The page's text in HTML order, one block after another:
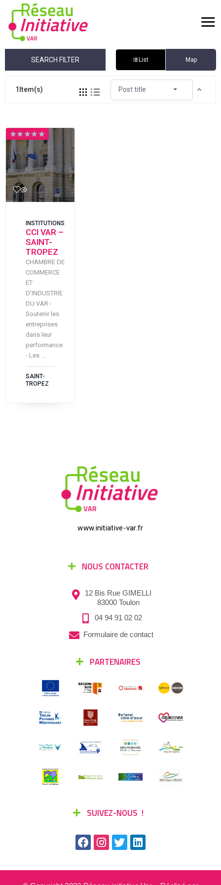
SEARCH FILTER List Map
1 Item(s) Post title
INSTITUTIONS
CCI VAR –
SAINT-
TROPEZ
CHAMBRE DE
COMMERCE
ET
D’INDUSTRIE
DU VAR -
Soutenir les
entreprises
dans leur
performance
- Les ...
SAINT-
TROPEZ
www.initiative-var.fr
NOUS CONTACTER
12 Bis Rue GIMELLI
83000 Toulon
04 94 91 02 02
Formulaire de contact
PARTENAIRES
SUIVEZ-NOUS !